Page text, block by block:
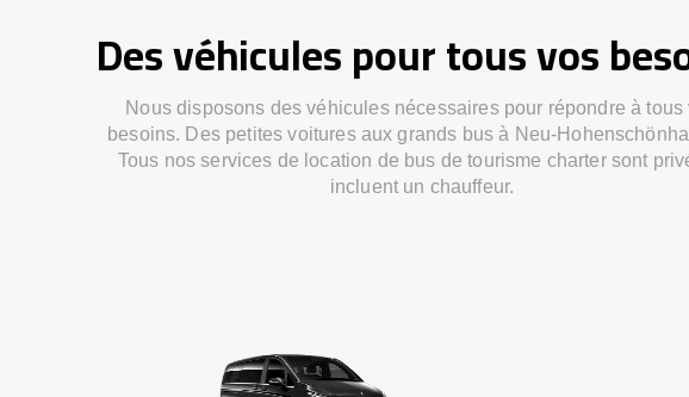
Des véhicules pour tous vos
Nous disposons des véhicules nécessaires pour répondre à tous
besoins. Des petites voitures aux grands bus à Neu-
Tous nos services de location de bus de tourisme charter sont
incluent un chauffeur.